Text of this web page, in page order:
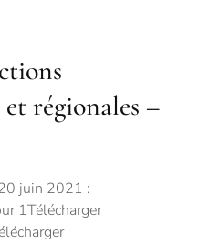
régionales –
juin 2021 :
1Télécharger